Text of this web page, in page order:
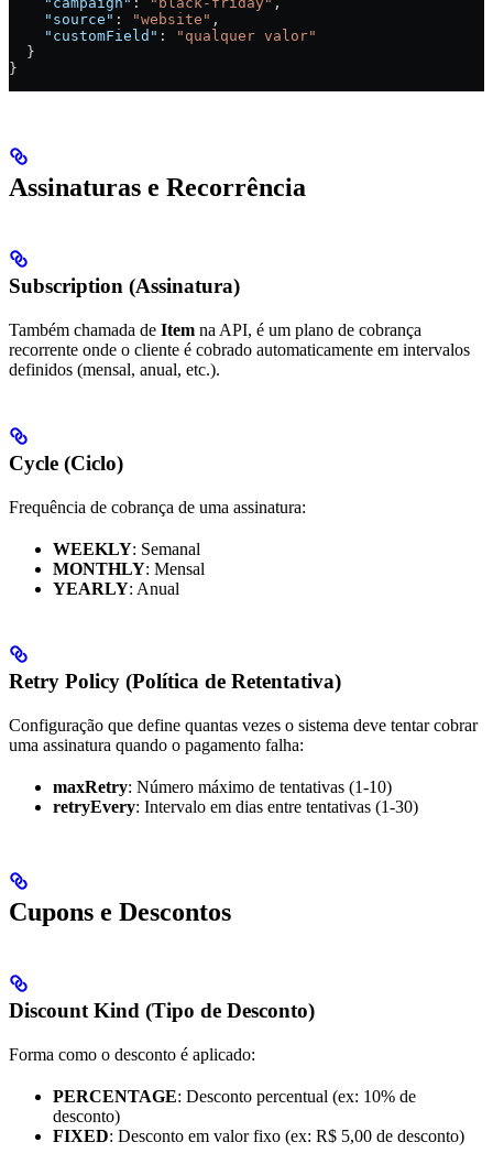
    "source"
: "website" ,
    "customField"
:
"qualquer valor"
  }
}
Assinaturas e Recorrência
Subscription (Assinatura)
Também chamada de Item na API, é um plano de cobrança
recorrente onde o cliente é cobrado automaticamente em intervalos
definidos (mensal, anual, etc.).
Cycle (Ciclo)
Frequência de cobrança de uma assinatura:
WEEKLY: Semanal
MONTHLY: Mensal
YEARLY: Anual
Retry Policy (Política de Retentativa)
Configuração que define quantas vezes o sistema deve tentar cobrar
uma assinatura quando o pagamento falha:
maxRetry: Número máximo de tentativas (1-10)
retryEvery: Intervalo em dias entre tentativas (1-30)
Cupons e Descontos
Discount Kind (Tipo de Desconto)
Forma como o desconto é aplicado:
PERCENTAGE: Desconto percentual (ex: 10% de
desconto)
FIXED: Desconto em valor fixo (ex: R$ 5,00 de desconto)